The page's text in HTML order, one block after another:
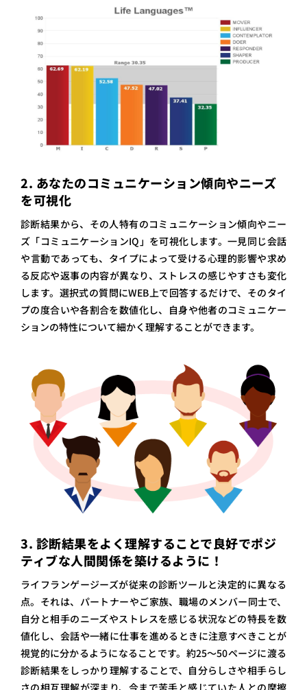
2. あなたのコミュニケーション傾向やニーズ
を可視化
診断結果から、その人特有のコミュニケーション傾向やニー
ズ「コミュニケーションIQ」を可視化します。一見同じ会話
や言動であっても、タイプによって受ける心理的影響や求め
る反応や返事の内容が異なり、ストレスの感じやすさも変化
します。選択式の質問にWEB上で回答するだけで、そのタイ
プの度合いや各割合を数値化し、自身や他者のコミュニケー
ションの特性について細かく理解することができます。
3. 診断結果をよく理解することで良好でポジ
ティブな人間関係を築けるように！
ライフランゲージーズが従来の診断ツールと決定的に異なる
点。それは、パートナーやご家族、職場のメンバー同士で、
自分と相手のニーズやストレスを感じる状況などの特長を数
値化し、会話や一緒に仕事を進めるときに注意すべきことが
視覚的に分かるようになることです。約25〜50ページに渡る
診断結果をしっかり理解することで、自分らしさや相手らし